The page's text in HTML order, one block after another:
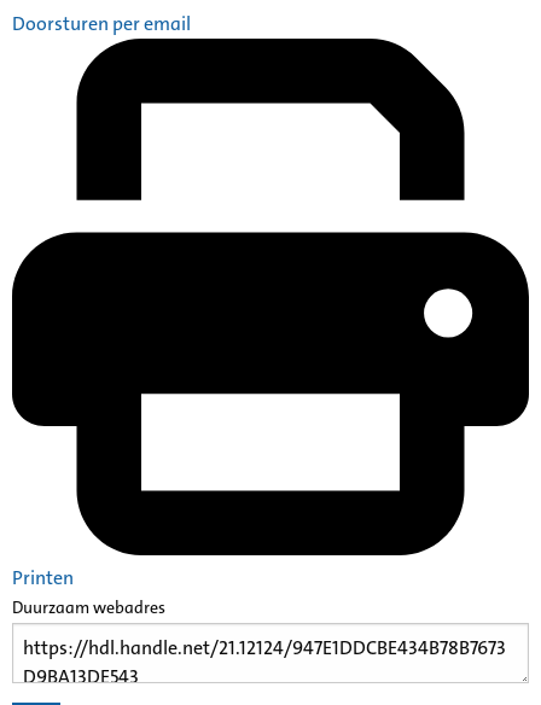
Doorsturen per email
Printen
Duurzaam webadres